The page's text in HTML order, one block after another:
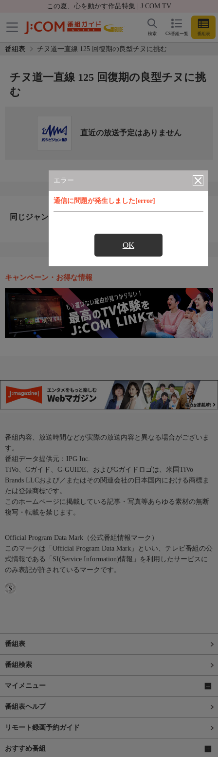
この夏、心を動かす作品特集 | J:COM TV
CS番組一覧 番組表
検索
番組表 チヌ道一直線 125 回復期の良型チヌに挑む
エラー
通信に問題が発生しました[error]
OK
チヌ道一直線 125 回復期の良型チヌに挑
む
直近の放送予定はありません
同じジャンルのおすすめ番組
キャンペーン・お得な情報
番組内容、放送時間などが実際の放送内容と異なる場合がございま
す。
番組データ提供元：IPG Inc.
TiVo、Gガイド、G-GUIDE、およびGガイドロゴは、米国TiVo
Brands LLCおよび／またはその関連会社の日本国内における商標ま
たは登録商標です。
このホームページに掲載している記事・写真等あらゆる素材の無断
複写・転載を禁じます。
Official Program Data Mark（公式番組情報マーク）
このマークは「Official Program Data Mark」といい、テレビ番組の公
式情報である「SI(Service Information)情報」を利用したサービスに
のみ表記が許されているマークです。
番組表
番組検索
マイメニュー
番組表ヘルプ
リモート録画予約ガイド
おすすめ番組